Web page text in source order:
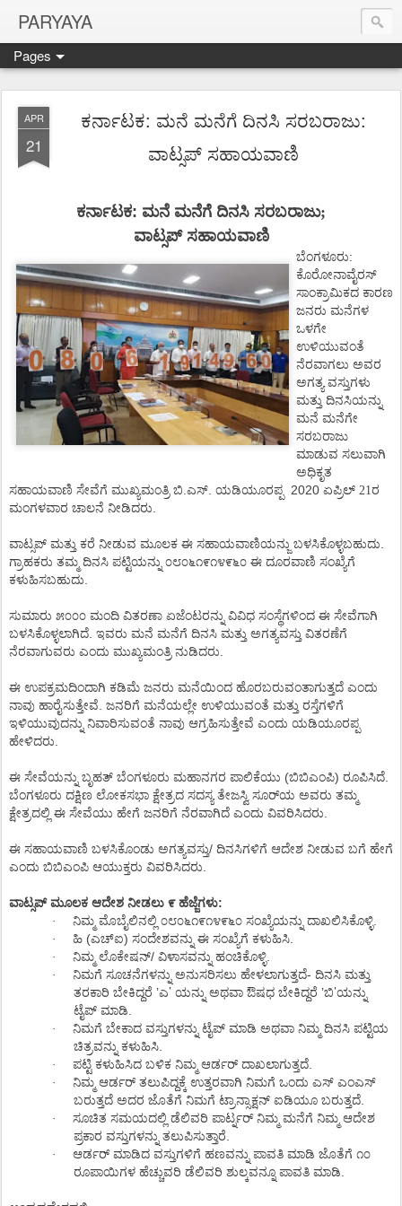
PARYAYA
Pages
APR
21
ಕರ್ನಾಟಕ: ಮನೆ ಮನೆಗೆ ದಿನಸಿ ಸರಬರಾಜು:
ವಾಟ್ಸಪ್ ಸಹಾಯವಾಣಿ
ಕರ್ನಾಟಕ: ಮನೆ ಮನೆಗೆ ದಿನಸಿ ಸರಬರಾಜು;
ವಾಟ್ಸಪ್ ಸಹಾಯವಾಣಿ
ಬೆಂಗಳೂರು:
ಕೊರೋನಾವೈರಸ್
ಸಾಂಕ್ರಾಮಿಕದ ಕಾರಣ
ಜನರು ಮನೆಗಳ
ಒಳಗೇ
ಉಳಿಯುವಂತೆ
ನೆರವಾಗಲು ಅವರ
ಅಗತ್ಯ ವಸ್ತುಗಳು
ಮತ್ತು ದಿನಸಿಯನ್ನು
ಮನೆ ಮನೆಗೇ
ಸರಬರಾಜು
ಮಾಡುವ ಸಲುವಾಗಿ
ಅಧಿಕೃತ
ಸಹಾಯವಾಣಿ ಸೇವೆಗೆ ಮುಖ್ಯಮಂತ್ರಿ ಬಿ ಎಸ್ ಯಡಿಯೂರಪ್ಪ 2020 ಏಪ್ರಿಲ್ 21ರ
ಮಂಗಳವಾರ ಚಾಲನೆ ನೀಡಿದರು
ವಾಟ್ಸಪ್ ಮತ್ತು ಕರೆ ನೀಡುವ ಮೂಲಕ ಈ ಸಹಾಯವಾಣಿಯನ್ಜು ಬಳಸಿಕೊಳ್ಳಬಹುದು
ಗ್ರಾಹಕರು ತಮ್ಮ ದಿನಸಿ ಪಟ್ಟಿಯನ್ನು ೦೮೦೬೧೯೧೪೯೬೦ ಈ ದೂರವಾಣಿ ಸಂಖ್ಯೆಗೆ
ಕಳುಹಿಸಬಹುದು
ಸುಮಾರು ೫೦೦೦ ಮಂದಿ ವಿತರಣಾ ಏಜೆಂಟರನ್ನು ವಿವಿಧ ಸಂಸ್ಥೆಗಳಿಂದ ಈ ಸೇವೆಗಾಗಿ
ಬಳಸಿಕೊಳ್ಳಲಾಗಿದೆ ಇವರು ಮನೆ ಮನೆಗೆ ದಿನಸಿ ಮತ್ತು ಅಗತ್ಯವಸ್ತು ವಿತರಣೆಗೆ
ನೆರವಾಗುವರು ಎಂದು ಮುಖ್ಯಮಂತ್ರಿ ನುಡಿದರು
ಈ ಉಪಕ್ರಮದಿಂದಾಗಿ ಕಡಿಮೆ ಜನರು ಮನೆಯಿಂದ ಹೊರಬರುವಂತಾಗುತ್ತದೆ ಎಂದು
ನಾವು ಹಾರೈಸುತ್ತೇವೆ ಜನರಿಗೆ ಮನೆಯಲ್ಲೇ ಉಳಿಯುವಂತೆ ಮತ್ತು ರಸ್ತೆಗಳಿಗೆ
ಇಳಿಯುವುದನ್ನು ನಿವಾರಿಸುವಂತೆ ನಾವು ಆಗ್ರಹಿಸುತ್ತೇವೆ ಎಂದು ಯಡಿಯೂರಪ್ಪ
ಹೇಳಿದರು
ಈ ಸೇವೆಯನ್ನು ಬೃಹತ್ ಬೆಂಗಳೂರು ಮಹಾನಗರ ಪಾಲಿಕೆಯು (ಬಿಬಿಎಂಪಿ) ರೂಪಿಸಿದೆ
ಬೆಂಗಳೂರು ದಕ್ಷಿಣ ಲೋಕಸಭಾ ಕ್ಷೇತ್ರದ ಸದಸ್ಯ ತೇಜಸ್ವಿ ಸೂರ್ಯ ಅವರು ತಮ್ಮ
ಕ್ಷೇತ್ರದಲ್ಲಿ ಈ ಸೇವೆಯು ಹೇಗೆ ಜನರಿಗೆ ನೆರವಾಗಿದೆ ಎಂದು ವಿವರಿಸಿದರು
ಈ ಸಹಾಯವಾಣಿ ಬಳಸಿಕೊಂಡು ಅಗತ್ಯವಸ್ತು/ ದಿನಸಿಗಳಿಗೆ ಆದೇಶ ನೀಡುವ ಬಗೆ ಹೇಗೆ
ಎಂದು ಬಿಬಿಎಂಪಿ ಆಯುಕ್ತರು ವಿವರಿಸಿದರು
ವಾಟ್ಸಪ್ ಮೂಲಕ ಆದೇಶ ನೀಡಲು ೯ ಹೆಜ್ಜೆಗಳು:
· ನಿಮ್ಮ ಮೊಬೈಲಿನಲ್ಲಿ ೦೮೦೬೧೯೧೪೯೬೦ ಸಂಖ್ಯೆಯನ್ನು ದಾಖಲಿಸಿಕೊಳ್ಳಿ
· ಹಿ (ಎಚ್ಐ) ಸಂದೇಶವನ್ನು ಈ ಸಂಖ್ಯೆಗೆ ಕಳುಹಿಸಿ
· ನಿಮ್ಮ ಲೊಕೇಷನ್/ ವಿಳಾಸವನ್ನು ಹಂಚಿಕೊಳ್ಳಿ
· ನಿಮಗೆ ಸೂಚನೆಗಳನ್ನು ಅನುಸರಿಸಲು ಹೇಳಲಾಗುತ್ತದೆ- ದಿನಸಿ ಮತ್ತು
ತರಕಾರಿ ಬೇಕಿದ್ದರೆ ’ಎ’ ಯನ್ನು ಅಥವಾ ಔಷಧ ಬೇಕಿದ್ದರೆ ’ಬಿ’ಯನ್ನು
ಟೈಪ್ ಮಾಡಿ
· ನಿಮಗೆ ಬೇಕಾದ ವಸ್ತುಗಳನ್ನು ಟೈಪ್ ಮಾಡಿ ಅಥವಾ ನಿಮ್ಮ ದಿನಸಿ ಪಟ್ಟಿಯ
ಚಿತ್ರವನ್ನು ಕಳುಹಿಸಿ
· ಪಟ್ಟಿ ಕಳುಹಿಸಿದ ಬಳಿಕ ನಿಮ್ಮ ಆರ್ಡರ್ ದಾಖಲಾಗುತ್ತದೆ
· ನಿಮ್ಮ ಆರ್ಡರ್ ತಲುಪಿದ್ದಕ್ಕೆ ಉತ್ತರವಾಗಿ ನಿಮಗೆ ಒಂದು ಎಸ್ ಎಂಎಸ್
ಬರುತ್ತದೆ ಅದರ ಜೊತೆಗೆ ನಿಮಗೆ ಟ್ರಾನ್ಸಾಕ್ಷನ್ ಐಡಿಯೂ ಬರುತ್ತದೆ
· ಸೂಚಿತ ಸಮಯದಲ್ಲಿ ಡೆಲಿವರಿ ಪಾರ್ಟ್ನರ್ ನಿಮ್ಮ ಮನೆಗೆ ನಿಮ್ಮ ಆದೇಶ
ಪ್ರಕಾರ ವಸ್ತುಗಳನ್ನು ತಲುಪಿಸುತ್ತಾರೆ
· ಆರ್ಡರ್ ಮಾಡಿದ ವಸ್ತುಗಳಿಗೆ ಹಣವನ್ನು ಪಾವತಿ ಮಾಡಿ ಜೊತೆಗೆ ೧೦
ರೂಪಾಯಿಗಳ ಹೆಚ್ಚುವರಿ ಡೆಲಿವರಿ ಶುಲ್ಕವನ್ನೂ ಪಾವತಿ ಮಾಡಿ